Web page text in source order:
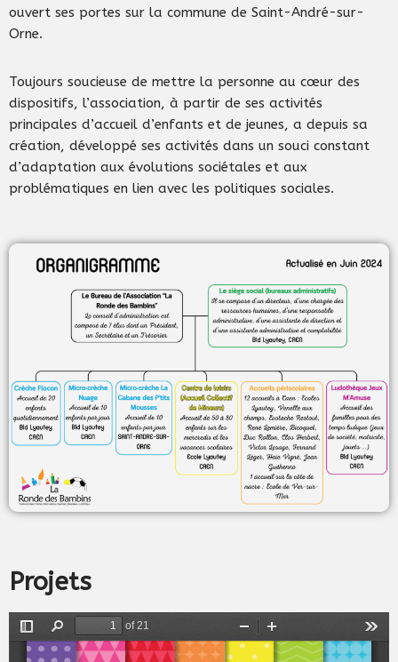
ouvert ses portes sur la commune de Saint-André-sur-
Orne.
Toujours soucieuse de mettre la personne au cœur des
dispositifs, l’association, à partir de ses activités
principales d’accueil d’enfants et de jeunes, a depuis sa
création, développé ses activités dans un souci constant
d’adaptation aux évolutions sociétales et aux
problématiques en lien avec les politiques sociales.
Projets